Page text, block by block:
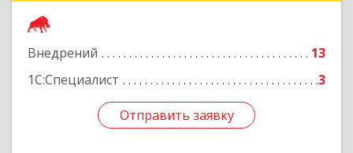
Внедрений
13
1С:Специалист
3
Отправить заявку
Отправить заявку